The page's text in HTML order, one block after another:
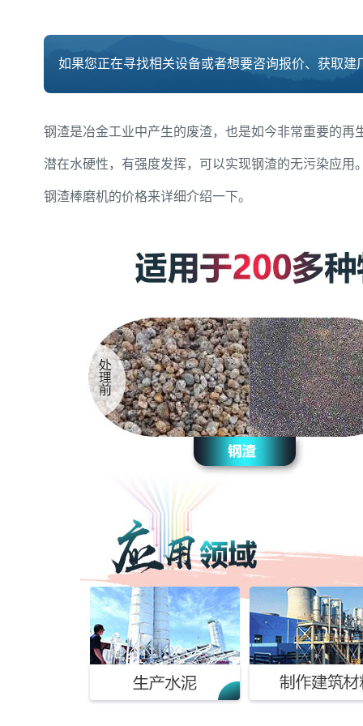
如果您正在寻找相关设备或者想要咨询报价、获取
钢渣是冶金工业中产生的废渣，也是如今非常重要的
潜在水硬性，有强度发挥，可以实现钢渣的无污染应
钢渣棒磨机的价格来详细介绍一下。